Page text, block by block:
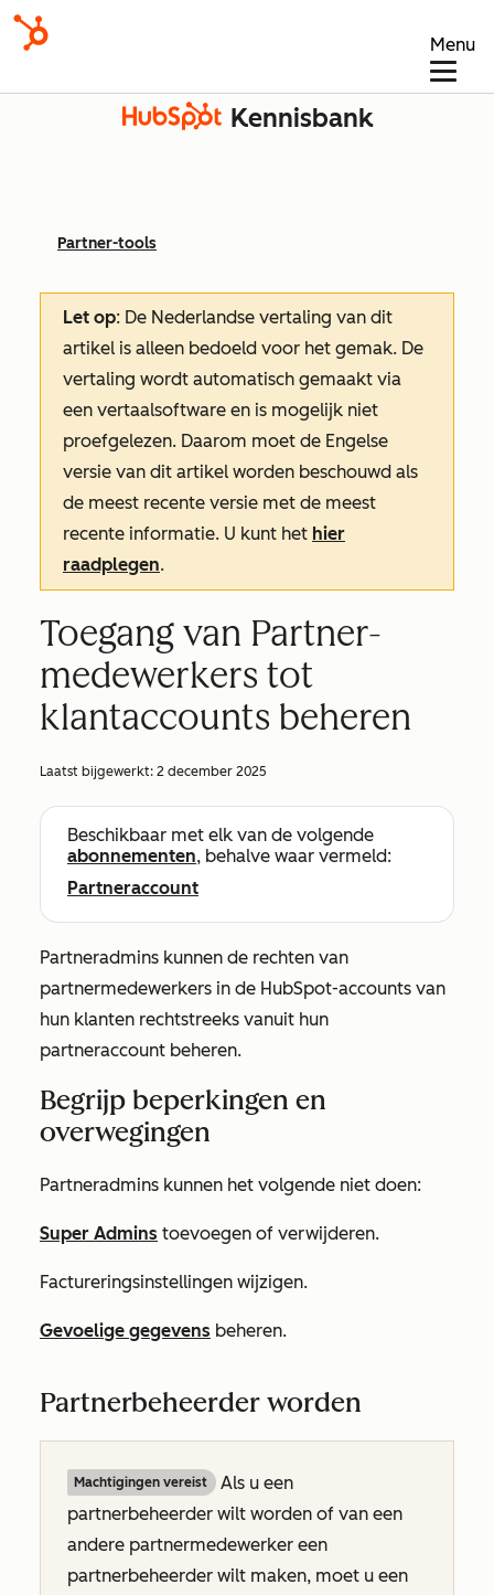
Menu
Kennisbank
Partner-tools
Let op: De Nederlandse vertaling van dit
artikel is alleen bedoeld voor het gemak. De
vertaling wordt automatisch gemaakt via
een vertaalsoftware en is mogelijk niet
proefgelezen. Daarom moet de Engelse
versie van dit artikel worden beschouwd als
de meest recente versie met de meest
recente informatie. U kunt het hier
raadplegen.
Toegang van Partner-
medewerkers tot
klantaccounts beheren
Laatst bijgewerkt: 2 december 2025
Beschikbaar met elk van de volgende
abonnementen, behalve waar vermeld:
Partneraccount
Partneradmins kunnen de rechten van
partnermedewerkers in de HubSpot-accounts van
hun klanten rechtstreeks vanuit hun
partneraccount beheren.
Begrijp beperkingen en
overwegingen
Partneradmins kunnen het volgende niet doen:
Super Admins toevoegen of verwijderen.
Factureringsinstellingen wijzigen.
Gevoelige gegevens beheren.
Partnerbeheerder worden
Machtigingen vereist
Als u een
partnerbeheerder wilt worden of van een
andere partnermedewerker een
partnerbeheerder wilt maken, moet u een